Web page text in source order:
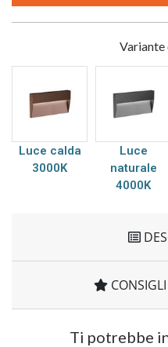
Luce calda
3000K
Luce
naturale
4000K
Ti potrebbe